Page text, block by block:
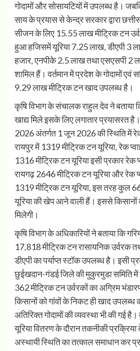
गोदामों और सोसायटियों में उपलब्ध है।
साय के प्रयास से केन्द्र सरकार द्वारा
सीजन के लिए 15.55 लाख मीट्रिक टन
हुआ हजिसमें यूरिया 7.25 लाख, डीएपी 3
हजार, एनपीके 2.5 लाख तथा एसएसपी 2
शामिल हैं। वर्तमान में प्रदेश के गोदामों एवं
9.29 लाख मीट्रिक टन खाद उपलब्ध है।
कृषि विभाग के संचालक राहुल देव ने बताया
खाद्य मिले इसके लिए लगातार प्रयासरत
2026 अंतर्गत 1 जून 2026 की स्थिति में रेक
रायपुर में 1319 मीट्रिक टन यूरिया, रेक
1316 मीट्रिक टन यूरिया इसी प्रकार रेक
रायगढ़ 2646 मीट्रिक टन यूरिया और रेक
1319 मीट्रिक टन यूरिया, इस तरह कुल
यूरिया की खेप आने वाली हैं। इससे किसानों
मिलेगी।
कृषि विभाग के अधिकारियों ने बताया कि
17,818 मीट्रिक टन रासायनिक उर्वरक
डीएपी का पर्याप्त स्टॉक उपलब्ध है। इसी
छुईखदान-गंडई जिले की मुकुरमुडा समिति
362 मीट्रिक टन उर्वरकों का अग्रिम
किसानों को गांवों के निकट ही खाद उपलब्ध
अतिरिक्त गोदामों की व्यवस्था भी की गई
यूरिया वितरण के दौरान तकनीकी
अस्थायी स्थिति का तत्काल समाधान कर